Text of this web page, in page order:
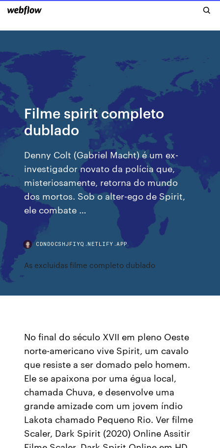
Filme spirit completo
dublado
Denny Colt (Gabriel Macht) é um ex-
investigador novato da polícia que,
misteriosamente, retorna do mundo
dos mortos. Sob o alter-ego de Spirit,
ele combate …
CDNDOCSHJFIYQ.NETLIFY.APP
As excluidas filme completo dublado
No final do século XVII em pleno Oeste
norte-americano vive Spirit, um cavalo
que resiste a ser domado pelo homem.
Ele se apaixona por uma égua local,
chamada Chuva, e desenvolve uma
grande amizade com um jovem índio
Lakota chamado Pequeno Rio. Ver filme
Scaler, Dark Spirit (2020) Online Assitir